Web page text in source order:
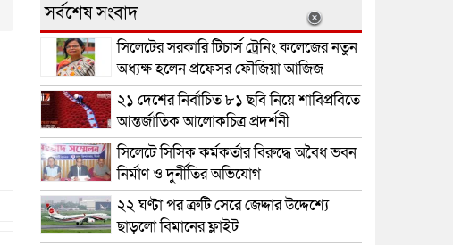
সর্বশেষ সংবাদ
সিলেটের সরকারি টিচার্স ট্রেনিং কলেজের নতুন
অধ্যক্ষ হলেন প্রফেসর ফৌজিয়া আজিজ
২১ দেশের নির্বাচিত ৮১ ছবি নিয়ে শাবিপ্রবিতে
আন্তর্জাতিক আলোকচিত্র প্রদর্শনী
সিলেটে সিসিক কর্মকর্তার বিরুদ্ধে অবৈধ ভবন
নির্মাণ ও দুর্নীতির অভিযোগ
২২ ঘণ্টা পর ত্রুটি সেরে জেদ্দার উদ্দেশ্যে
ছাড়লো বিমানের ফ্লাইট